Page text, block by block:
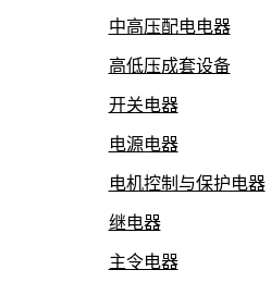
中高压配电电器
高低压成套设备
开关电器
电源电器
电机控制与保护电器
继电器
主令电器